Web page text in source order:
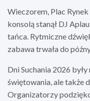
Wieczorem, Plac
konsolą stanął DJ
tańca. Rytmiczne
zabawa trwała do
Dni Suchania 2026
świętowania, ale także
Organizatorzy